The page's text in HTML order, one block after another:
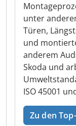
unter
Türen,
und
anderem
Skoda und
ISO 45001
Zu den